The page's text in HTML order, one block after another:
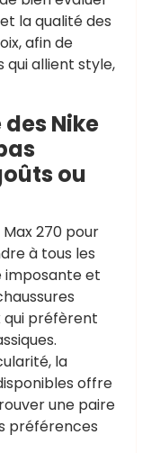
la qualité des
afin de
qui allient style,
Nike
ou
Max 270 pour
à tous les
imposante et
qui préfèrent
la
offre
une paire
préférences